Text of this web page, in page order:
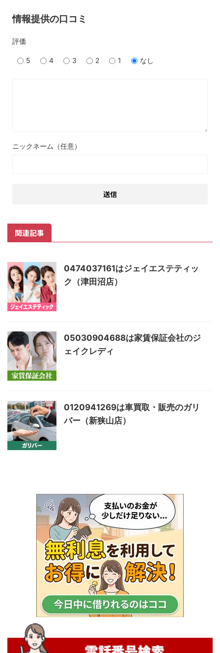
情報提供の口コミ
評価
5 4 3 2 1 なし
ニックネーム（任意）
関連記事
0474037161はジェイエステティッ
ク（津田沼店）
05030904688は家賃保証会社のジ
ェイクレディ
0120941269は車買取・販売のガリ
バー（新狭山店）